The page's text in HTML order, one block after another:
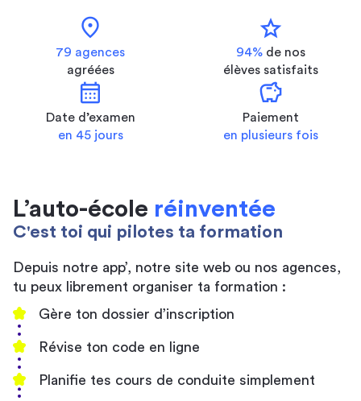
location_on
79 agences
agréées
star
94% de nos
élèves satisfaits
calendar_month
Date d’examen
en 45 jours
savings
Paiement
en plusieurs fois
L’auto-école réinventée
C'est toi qui pilotes ta formation
Depuis notre app’, notre site web ou nos agences,
tu peux librement organiser ta formation :
Gère ton dossier d’inscription
Révise ton code en ligne
Planifie tes cours de conduite simplement